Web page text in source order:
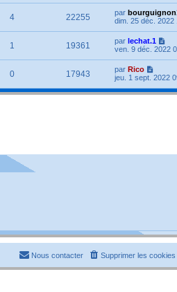
4 22255 par
dim. 25 déc. 2022
1 19361 par lechat.1
ven. 9 déc. 2022
0 17943 par Rico
jeu. 1 sept. 2022
Supprimer les cookies
Nous contacter